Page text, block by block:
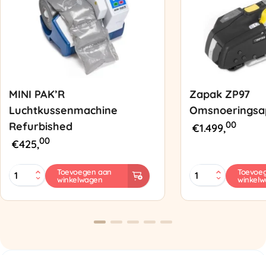
MINI PAK’R
Luchtkussenmachine
Refurbished
€425,00
MINI
PAK'R
Refurbished
Toevoegen aan
winkelwagen
Zapak ZP97
€1.499,00
Zapak
ZP97
aantal